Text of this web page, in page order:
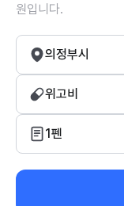
원입니다.
의정부시
위고비
1펜